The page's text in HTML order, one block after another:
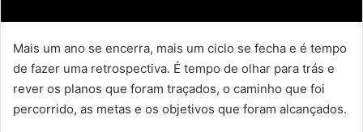
Mais um ano se encerra, mais um ciclo se fecha e é tempo
de fazer uma retrospectiva. É tempo de olhar para trás e
rever os planos que foram traçados, o caminho que foi
percorrido, as metas e os objetivos que foram alcançados.